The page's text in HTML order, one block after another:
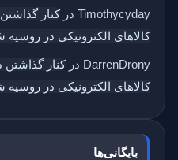
Timothycyday درکنار
کالاهای الکترونیکی در روسیه
DarrenDrony درکنار گذاشتن
کالاهای الکترونیکی در روسیه
بایگانی‌ها